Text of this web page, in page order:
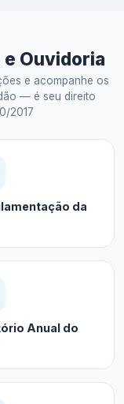
Ouvidoria
e acompanhe os
— é seu direito
2017
da
Anual do